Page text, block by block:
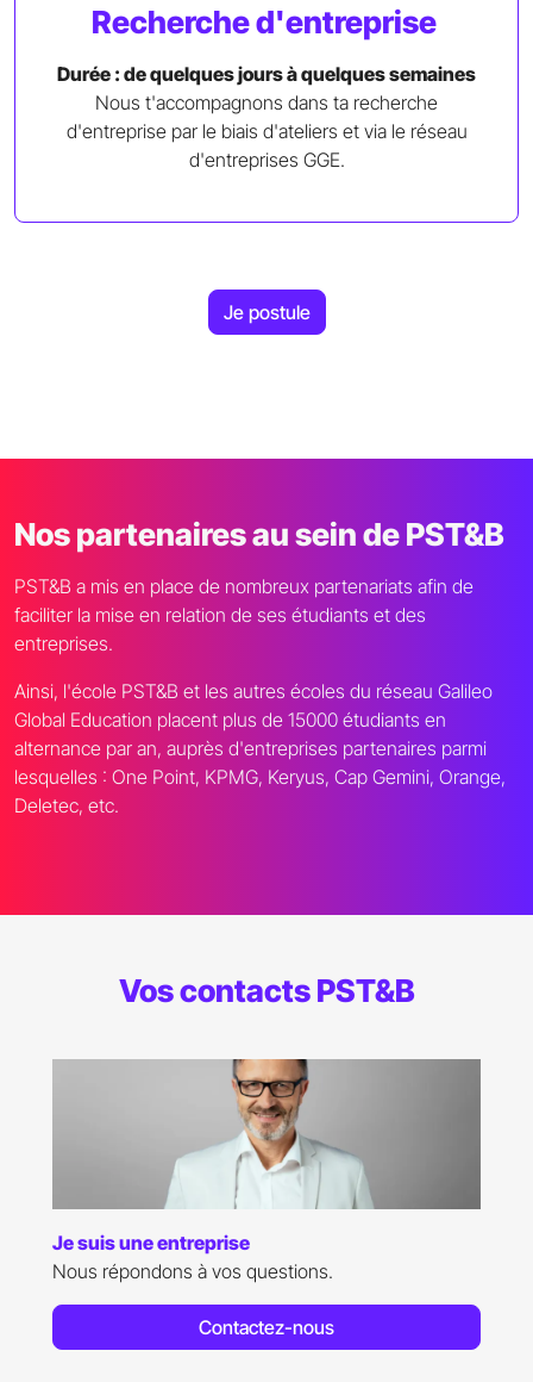
Recherche d'entreprise
Durée : de quelques jours à quelques semaines
Nous t'accompagnons dans ta recherche
d'entreprise par le biais d'ateliers et via le réseau
d'entreprises GGE.
Je postule
Nos partenaires au sein de PST&B
PST&B a mis en place de nombreux partenariats afin de
faciliter la mise en relation de ses étudiants et des
entreprises.
Ainsi, l'école PST&B et les autres écoles du réseau Galileo
Global Education placent plus de 15000 étudiants en
alternance par an, auprès d'entreprises partenaires parmi
lesquelles : One Point, KPMG, Keryus, Cap Gemini, Orange,
Deletec, etc.
Vos contacts PST&B
Je suis candidat(e)
Des questions relatives aux admissions ?
Contactez-nous